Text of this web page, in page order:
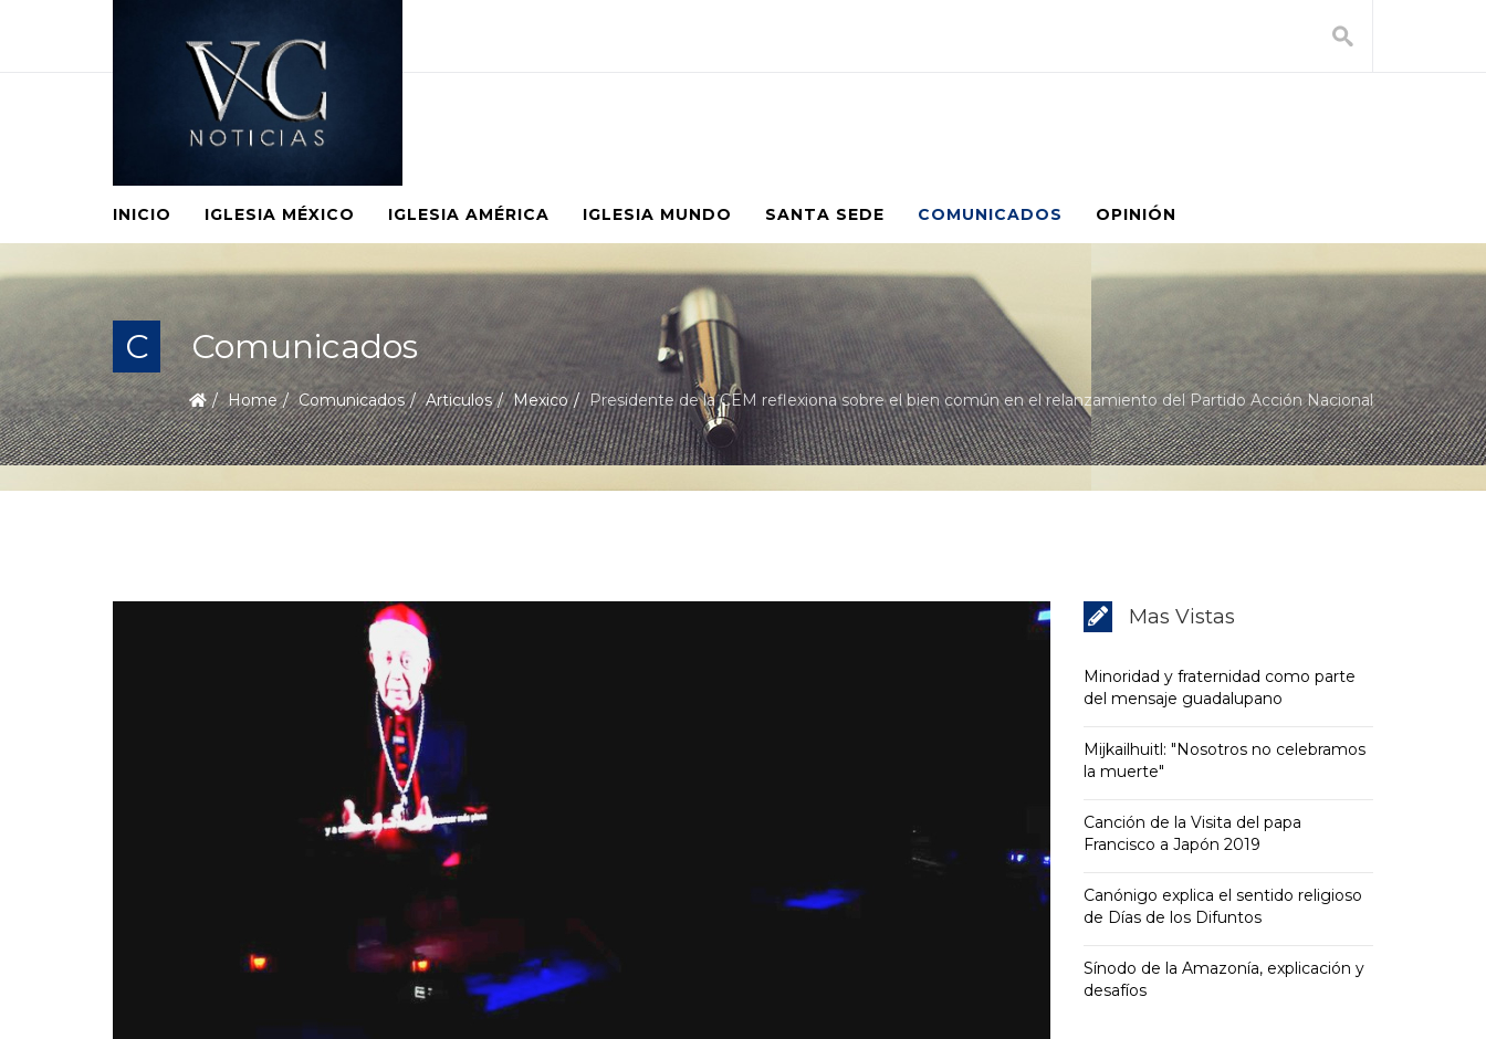
INICIO IGLESIA MÉXICO IGLESIA AMÉRICA IGLESIA MUNDO SANTA SEDE COMUNICADOS OPINIÓN
C Comunicados
Home Comunicados Articulos Mexico Presidente de la CEM reflexiona sobre el bien común en el relanzamiento del Partido Acción Nacional
Mas Vistas
Minoridad y fraternidad como parte
del mensaje guadalupano
Mijkailhuitl: "Nosotros no celebramos
la muerte"
Canción de la Visita del papa
Francisco a Japón 2019
Canónigo explica el sentido religioso
de Días de los Difuntos
Sínodo de la Amazonía, explicación y
desafíos